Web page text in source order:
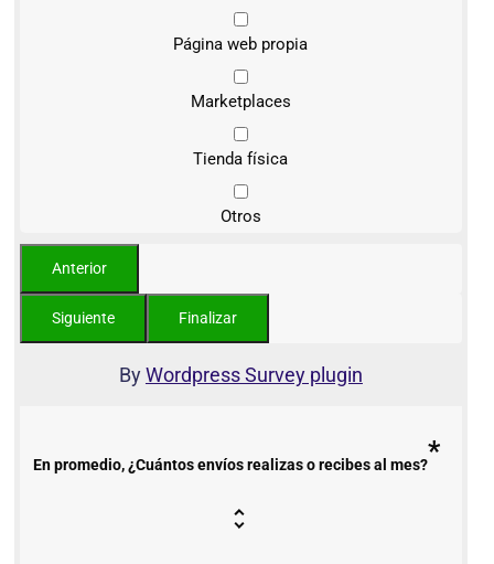
Página web propia
Marketplaces
Tienda física
Otros
ByWordpress Survey plugin
En promedio, ¿Cuántos envíos realizas o recibes al mes?*